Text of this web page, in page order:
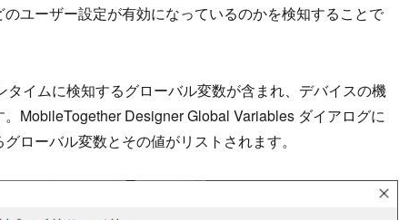
ユーザー設定が有効になっているのかを検知することで
イムに検知するグローバル変数が含まれ、デバイスの機
MobileTogether Designer Global Variables ダイアログに
ローバル変数とその値がリストされます。